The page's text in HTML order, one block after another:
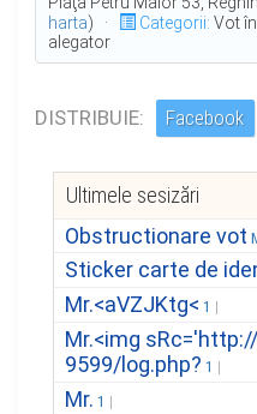
harta) · Categorii: Vot
alegator
DISTRIBUIE: Facebook
Ultimele sesizări
Obstructionare vot
Sticker carte de
Mr.<aVZJKtg< 1
Mr.<img
9599/log.php? 1
Mr. 1